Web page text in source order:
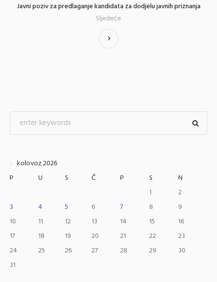
Javni poziv za predlaganje kandidata za dodjelu javnih priznanja
Sljedeće
kolovoz 2026
P
U S Č P S
N
1
2
3
4 5 6 7 8
9
10
11 12 13 14 15
16
17
18 19 20 21 22
23
24
25 26 27 28 29
30
31